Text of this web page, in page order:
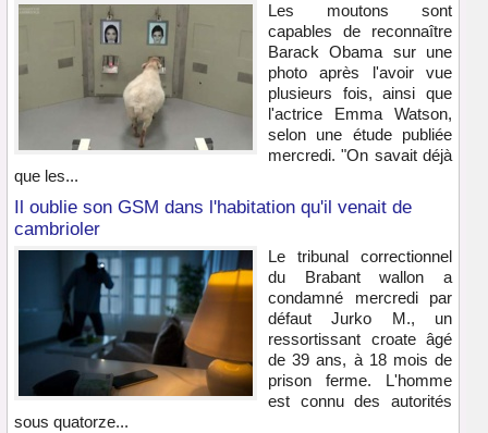
Les moutons sont
capables de reconnaître
Barack Obama sur une
photo après l'avoir vue
plusieurs fois, ainsi que
l'actrice Emma Watson,
selon une étude publiée
mercredi. "On savait déjà
que les...
Il oublie son GSM dans l'habitation qu'il venait de
cambrioler
Le tribunal correctionnel
du Brabant wallon a
condamné mercredi par
défaut Jurko M., un
ressortissant croate âgé
de 39 ans, à 18 mois de
prison ferme. L'homme
est connu des autorités
sous quatorze...